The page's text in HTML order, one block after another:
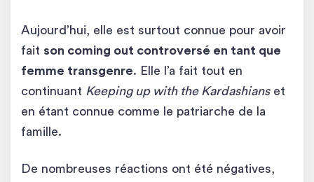
Aujourd’hui, elle est surtout connue pour avoir
fait son coming out controversé en tant que
femme transgenre. Elle l’a fait tout en
continuant Keeping up with the Kardashianset
en étant connue comme le patriarche de la
famille.
De nombreuses réactions ont été négatives,